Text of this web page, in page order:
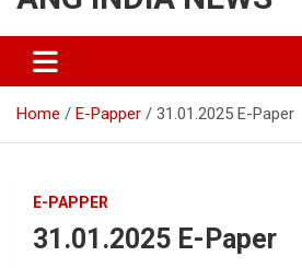
Home E-Papper 31.01.2025 E-Paper
E-PAPPER
31.01.2025 E-Paper